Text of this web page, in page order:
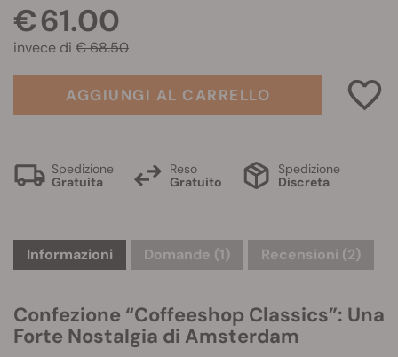
€ 61.00
invece di € 68.50
AGGIUNGI AL CARRELLO
Spedizione
Gratuita
Reso
Gratuito
Spedizione
Discreta
Informazioni Domande (1) Recensioni (2)
Confezione “Coffeeshop Classics”: Una
Forte Nostalgia di Amsterdam